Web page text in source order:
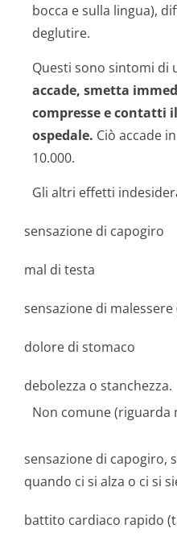
bocca e sulla lingua),
deglutire.
Questi sono sintomi di
accade, smetta
compresse e contatti
ospedale. Ciò accade
10.000.
Gli altri effetti
sensazione di capogiro
mal di testa
sensazione di malessere
dolore di stomaco
debolezza o stanchezza.
Non comune (riguarda
sensazione di capogiro,
quando ci si alza o ci si
battito cardiaco rapido